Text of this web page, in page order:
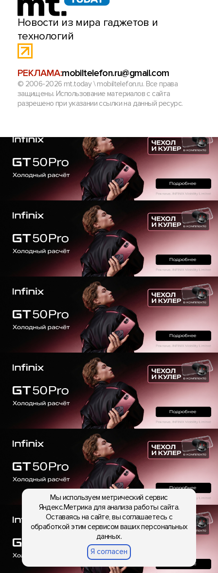
Мы используем метрический сервис
Яндекс.Метрика для анализа работы сайта.
Оставаясь на сайте, вы соглашаетесь с
обработкой этим сервисом ваших персональных
данных.
Я согласен